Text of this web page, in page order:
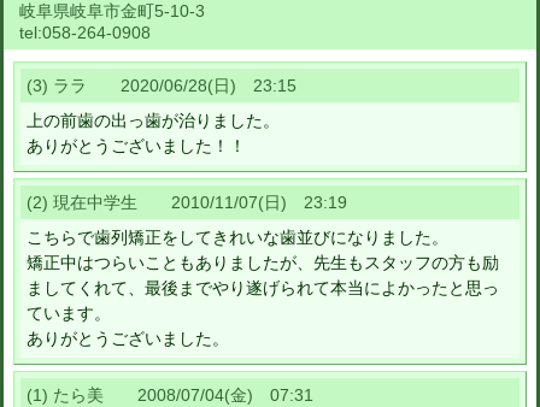
岐阜県岐阜市金町5-10-3
tel:058-264-0908
(3) ララ 2020/06/28(日) 23:15
上の前歯の出っ歯が治りました。
ありがとうございました！！
(2) 現在中学生 2010/11/07(日) 23:19
こちらで歯列矯正をしてきれいな歯並びになりました。
矯正中はつらいこともありましたが、先生もスタッフの方も励
ましてくれて、最後までやり遂げられて本当によかったと思っ
ています。
ありがとうございました。
(1) たら美 2008/07/04(金) 07:31